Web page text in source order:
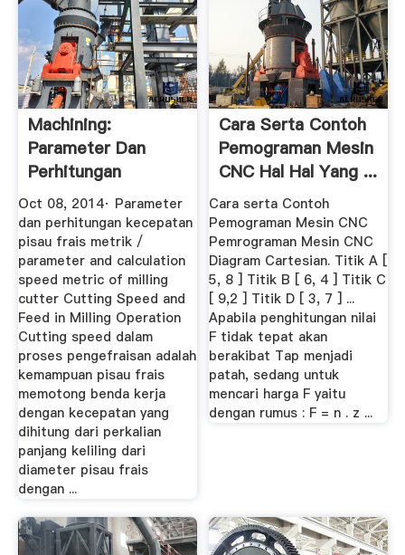
Machining:
Parameter Dan
Perhitungan
Kecepatan Pisau
Frais ...
Oct 08, 2014· Parameter
dan perhitungan kecepatan
pisau frais metrik /
parameter and calculation
speed metric of milling
cutter Cutting Speed and
Feed in Milling Operation
Cutting speed dalam
proses pengefraisan adalah
kemampuan pisau frais
memotong benda kerja
dengan kecepatan yang
dihitung dari perkalian
panjang keliling dari
diameter pisau frais
dengan ...
Cara Serta Contoh
Pemograman Mesin
CNC Hal Hal Yang ...
Cara serta Contoh
Pemograman Mesin CNC
Pemrograman Mesin CNC
Diagram Cartesian. Titik A [
5, 8 ] Titik B [ 6, 4 ] Titik C
[ 9,2 ] Titik D [ 3, 7 ] ...
Apabila penghitungan nilai
F tidak tepat akan
berakibat Tap menjadi
patah, sedang untuk
mencari harga F yaitu
dengan rumus : F = n . z ...